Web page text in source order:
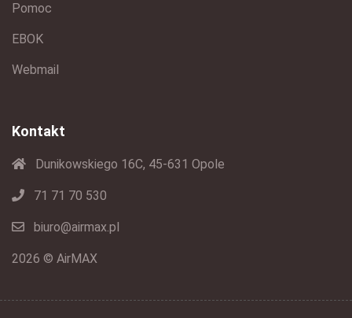
Pomoc
EBOK
Webmail
Kontakt
Dunikowskiego 16C, 45-631 Opole
71 71 70 530
biuro@airmax.pl
2026 © AirMAX